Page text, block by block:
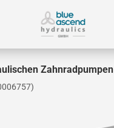
Zahnradpumpen
)